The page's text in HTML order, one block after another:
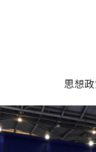
思想